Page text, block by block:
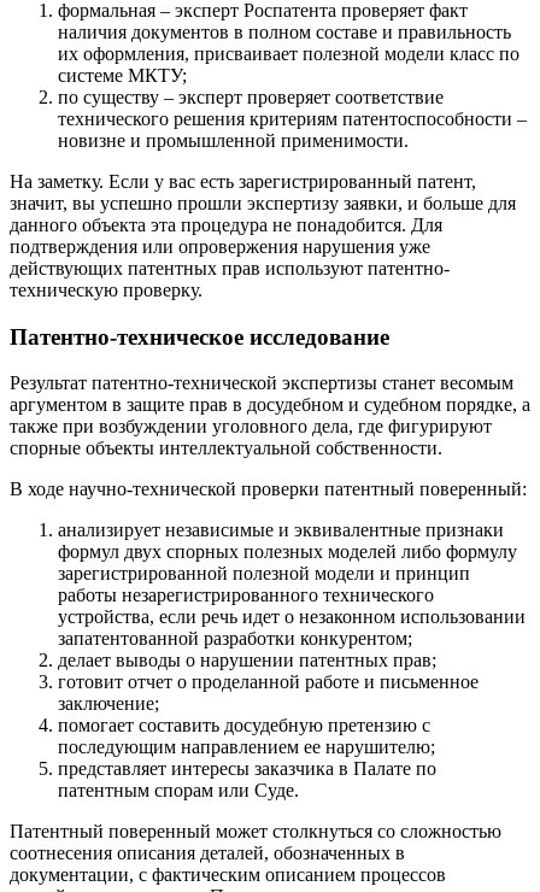
формальная – эксперт Роспатента проверяет факт
наличия документов в полном составе и правильность
их оформления, присваивает полезной модели класс по
системе МКТУ;
по существу – эксперт проверяет соответствие
технического решения критериям патентоспособности –
новизне и промышленной применимости.
На заметку. Если у вас есть зарегистрированный патент,
значит, вы успешно прошли экспертизу заявки, и больше для
данного объекта эта процедура не понадобится. Для
подтверждения или опровержения нарушения уже
действующих патентных прав используют патентно-
техническую проверку.
Патентно-техническое исследование
Результат патентно-технической экспертизы станет весомым
аргументом в защите прав в досудебном и судебном порядке, а
также при возбуждении уголовного дела, где фигурируют
спорные объекты интеллектуальной собственности.
В ходе научно-технической проверки патентный поверенный:
анализирует независимые и эквивалентные признаки
формул двух спорных полезных моделей либо формулу
зарегистрированной полезной модели и принцип
работы незарегистрированного технического
устройства, если речь идет о незаконном использовании
запатентованной разработки конкурентом;
делает выводы о нарушении патентных прав;
готовит отчет о проделанной работе и письменное
заключение;
помогает составить досудебную претензию с
последующим направлением ее нарушителю;
представляет интересы заказчика в Палате по
патентным спорам или Суде.
Патентный поверенный может столкнуться со сложностью
соотнесения описания деталей, обозначенных в
документации, с фактическим описанием процессов